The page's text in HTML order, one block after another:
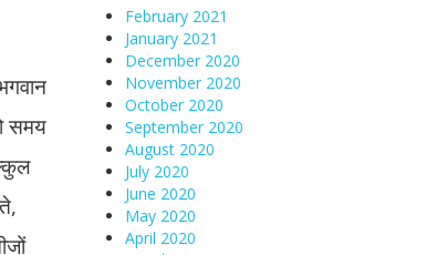
समय
February 2021
January 2021
December 2020
November 2020
October 2020
September 2020
August 2020
July 2020
June 2020
May 2020
April 2020